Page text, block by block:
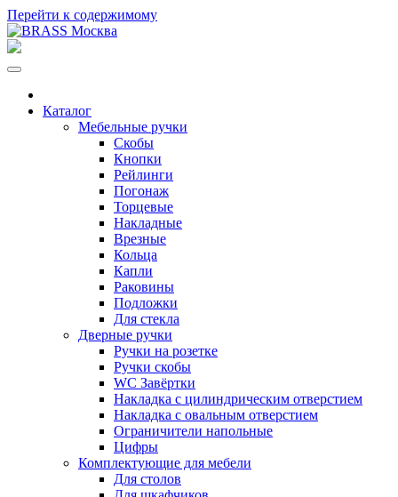
Перейти к содержимому
Каталог
Мебельные ручки
Скобы
Кнопки
Рейлинги
Погонаж
Торцевые
Накладные
Врезные
Кольца
Капли
Раковины
Подложки
Для стекла
Дверные ручки
Ручки на розетке
Ручки скобы
WC Завёртки
Накладка с цилиндрическим отверстием
Накладка с овальным отверстием
Ограничители напольные
Цифры
Комплектующие для мебели
Для столов